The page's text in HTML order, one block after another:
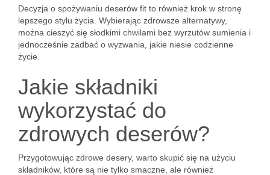
Decyzja o spożywaniu deserów fit to również krok w stronę
lepszego stylu życia. Wybierając zdrowsze alternatywy,
można cieszyć się słodkimi chwilami bez wyrzutów sumienia i
jednocześnie zadbać o wyzwania, jakie niesie codzienne
życie.
Jakie składniki
wykorzystać do
zdrowych deserów?
Przygotowując zdrowe desery, warto skupić się na użyciu
składników, które są nie tylko smaczne, ale również